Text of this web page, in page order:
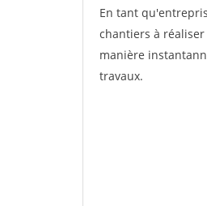
En tant
chantiers à
manière
travaux.